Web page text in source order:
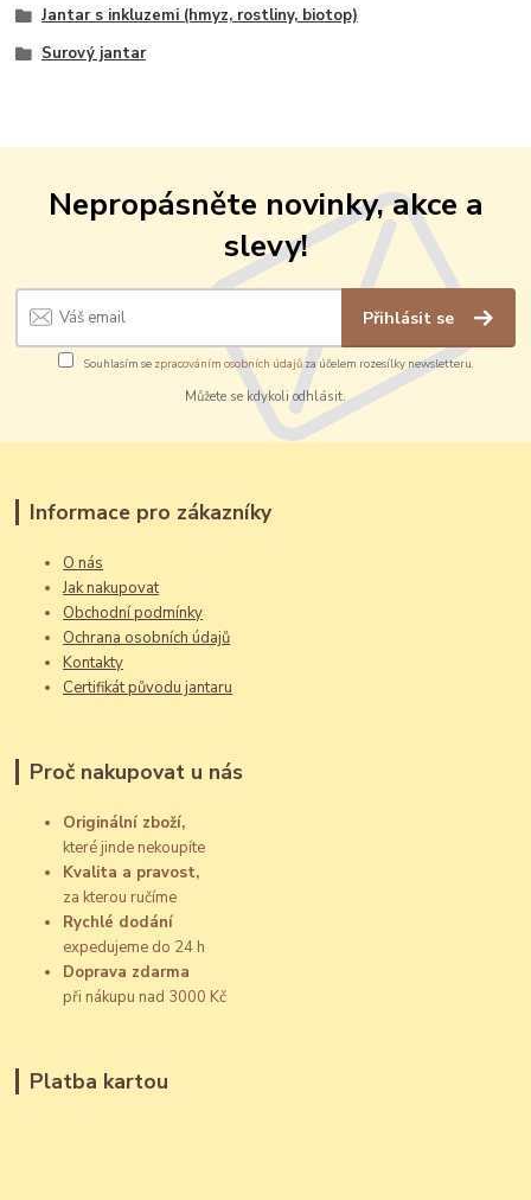
Jantar s inkluzemi (hmyz, rostliny, biotop)
Surový jantar
Nepropásněte novinky, akce a
slevy!
Přihlásit se
Souhlasím se zpracováním osobních údajůza účelem rozesílky newsletteru.
Můžete se kdykoli odhlásit.
Informace pro zákazníky
O nás
Jak nakupovat
Obchodní podmínky
Ochrana osobních údajů
Kontakty
Certifikát původu jantaru
Proč nakupovat u nás
Originální zboží,
které jinde nekoupíte
Kvalita a pravost,
za kterou ručíme
Rychlé dodání
expedujeme do 24 h
Doprava zdarma
při nákupu nad 3000 Kč
Platba kartou